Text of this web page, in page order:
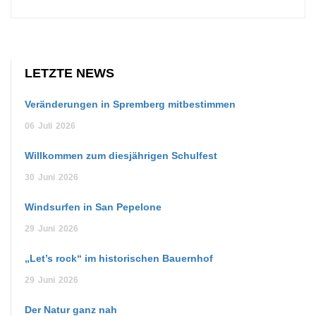
LETZTE NEWS
Veränderungen in Spremberg mitbestimmen
06 Juli 2026
Willkommen zum diesjährigen Schulfest
30 Juni 2026
Windsurfen in San Pepelone
29 Juni 2026
„Let’s rock“ im historischen Bauernhof
29 Juni 2026
Der Natur ganz nah